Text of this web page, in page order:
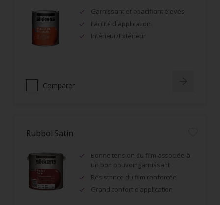
Garnissant et opacifiant élevés
Facilité d'application
Intérieur/Extérieur
Comparer
Rubbol Satin
Bonne tension du film associée à
un bon pouvoir garnissant
Résistance du film renforcée
Grand confort d'application